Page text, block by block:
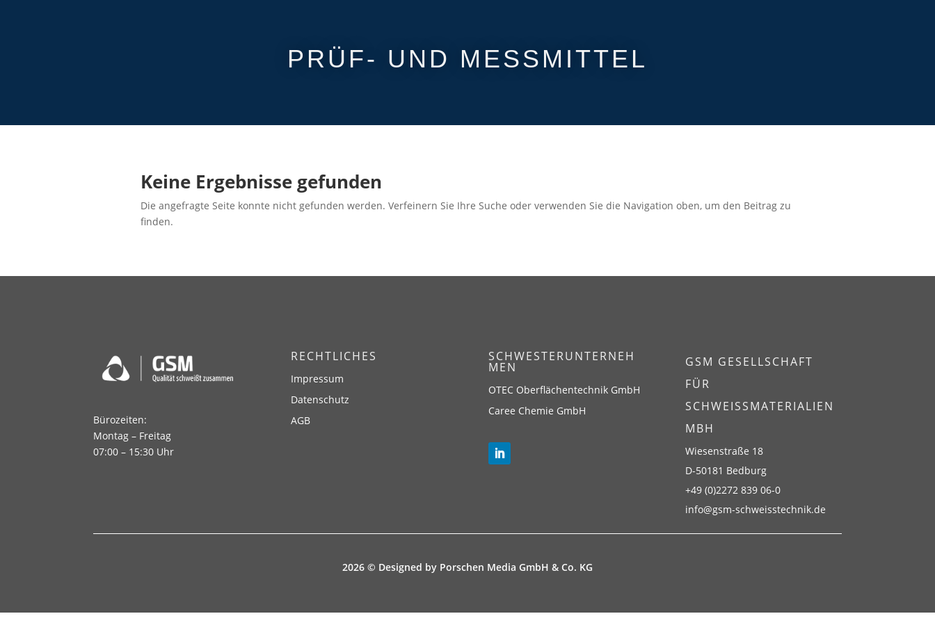
PRÜF- UND MESSMITTEL
Keine Ergebnisse gefunden
Die angefragte Seite konnte nicht gefunden werden. Verfeinern Sie Ihre Suche oder verwenden Sie die Navigation oben, um den Beitrag zu
finden.
Bürozeiten:
Montag – Freitag
07:00 – 15:30 Uhr
RECHTLICHES
Impressum
Datenschutz
AGB
SCHWESTERUNTERNEH
MEN
OTEC Oberflächentechnik GmbH
Caree Chemie GmbH
GSM GESELLSCHAFT
FÜR
SCHWEISSMATERIALIEN M
BH
Wiesenstraße 18
D-50181 Bedburg
+49 (0)2272 839 06-0
info@gsm-schweisstechnik.de
2026 © Designed by Porschen Media GmbH & Co. KG